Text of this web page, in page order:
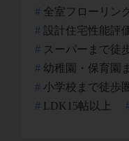
全室フローリン
設計住宅性能評
スーパーまで徒
幼稚園・保育園
小学校まで徒歩
LDK15帖以上